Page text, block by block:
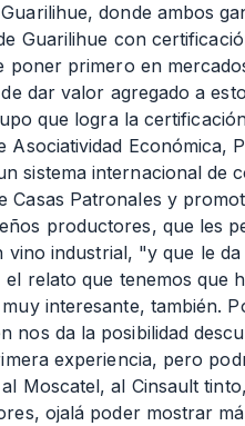
donde ambos
Guarilihue con
poner primero en
dar valor agregado a
que logra la
Asociatividad Económica,
sistema internacional de
Casas Patronales y
productores, que les
vino industrial, "y que le
relato que tenemos que
interesante, también.
nos da la posibilidad
experiencia, pero
Moscatel, al Cinsault
ojalá poder mostrar